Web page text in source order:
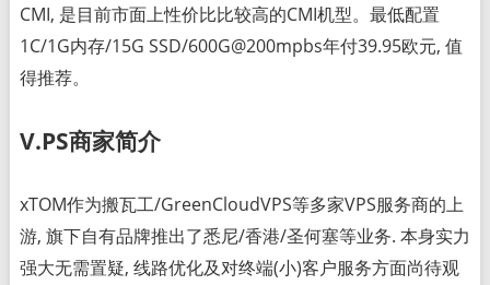
CMI, 是目前市面上性价比比较高的CMI机型。最低配置
1C/1G内存/15G SSD/600G@200mpbs年付39.95欧元, 值
得推荐。
V.PS商家简介
xTOM作为搬瓦工/GreenCloudVPS等多家VPS服务商的上
游, 旗下自有品牌推出了悉尼/香港/圣何塞等业务. 本身实力
强大无需置疑, 线路优化及对终端(小)客户服务方面尚待观